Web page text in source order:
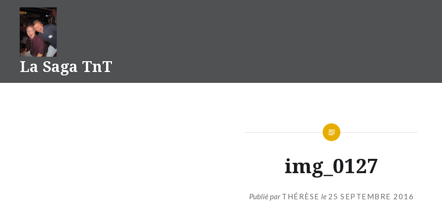
contenu
La Saga TnT
img_0127
Publié parTHÉRÈSE le 25 SEPTEMBRE 2016